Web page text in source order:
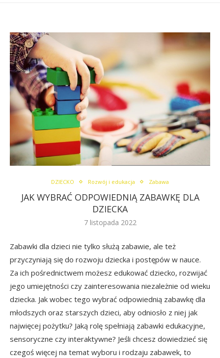
DZIECKO Rozwój i edukacja Zabawa
JAK WYBRAĆ ODPOWIEDNIĄ ZABAWKĘ DLA
DZIECKA
7 listopada 2022
Zabawki dla dzieci nie tylko służą zabawie, ale też
przyczyniają się do rozwoju dziecka i postępów w nauce.
Za ich pośrednictwem możesz edukować dziecko, rozwijać
jego umiejętności czy zainteresowania niezależnie od wieku
dziecka. Jak wobec tego wybrać odpowiednią zabawkę dla
młodszych oraz starszych dzieci, aby odniosło z niej jak
najwięcej pożytku? Jaką rolę spełniają zabawki edukacyjne,
sensoryczne czy interaktywne? Jeśli chcesz dowiedzieć się
czegoś więcej na temat wyboru i rodzaju zabawek, to